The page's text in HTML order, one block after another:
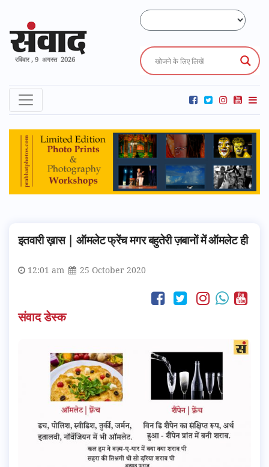
रविवार , 9 अगस्त 2026
इतवारी ख़ास | ऑमलेट फ्रेंच मगर बहुतेरी ज़बानों में ऑमलेट ही
12:01 am 25 October 2020
संवाद डेस्क